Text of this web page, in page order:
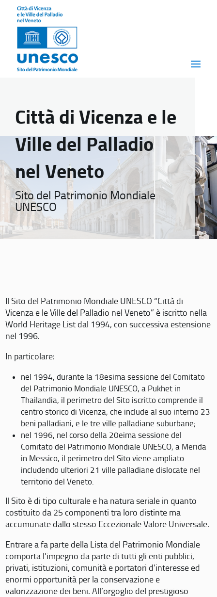
Città di Vicenza e le
Ville del Palladio
nel Veneto
Sito del Patrimonio Mondiale
UNESCO
Il Sito del Patrimonio Mondiale UNESCO “Città di
Vicenza e le Ville del Palladio nel Veneto” è iscritto nella
World Heritage List dal 1994, con successiva estensione
nel 1996.
In particolare:
nel 1994, durante la 18esima sessione del Comitato
del Patrimonio Mondiale UNESCO, a Pukhet in
Thailandia, il perimetro del Sito iscritto comprende il
centro storico di Vicenza, che include al suo interno 23
beni palladiani, e le tre ville palladiane suburbane;
nel 1996, nel corso della 20eima sessione del
Comitato del Patrimonio Mondiale UNESCO, a Merida
in Messico, il perimetro del Sito viene ampliato
includendo ulteriori 21 ville palladiane dislocate nel
territorio del Veneto.
Il Sito è di tipo culturale e ha natura seriale in quanto
costituito da 25 componenti tra loro distinte ma
accumunate dallo stesso Eccezionale Valore Universale.
Entrare a fa parte della Lista del Patrimonio Mondiale
comporta l’impegno da parte di tutti gli enti pubblici,
privati, istituzioni, comunità e portatori d’interesse ed
enormi opportunità per la conservazione e
valorizzazione dei beni. All’orgoglio del prestigioso